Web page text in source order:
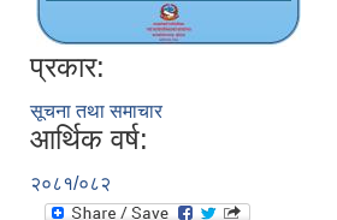
प्रकार:
सूचना तथा समाचार
आर्थिक वर्ष:
२०८१/०८२